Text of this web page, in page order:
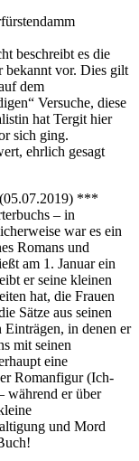
beschreibt es die
bekannt vor. Dies gilt
dem
Versuche, diese
hat Tergit hier
sich ging.
ehrlich gesagt
(05.07.2019) ***
– in
war es ein
Romans und
am 1. Januar ein
er seine kleinen
hat, die Frauen
Sätze aus seinen
Einträgen, in denen er
mit seinen
eine
Romanfigur (Ich-
während er über
und Mord